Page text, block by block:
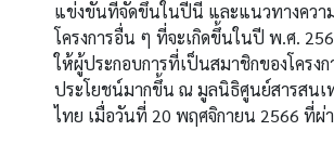
แข่งขันที่จัดขึ้นในปีนี้ และแนวทางควา
โครงการอื่น ๆ ที่จะเกิดขึ้นในปี พ.ศ.
ให้ผู้ประกอบการที่เป็นสมาชิกของโครงก
ประโยชน์มากขึ้น ณ มูลนิธิศูนย์สารสนเ
ไทย เมื่อวันที่ 20 พฤศจิกายน 2566 ที่ผ่